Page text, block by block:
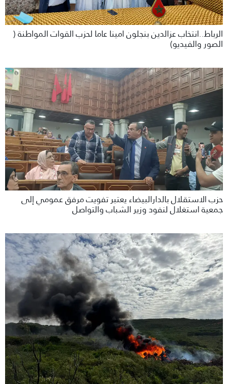
الرباط..انتخاب عزالدين بنجلون امينا عاما لحزب القوات المواطنة (
الصور والفيديو)
حزب الاستقلال بالدارالبيضاء يعتبر تفويت مرفق عمومي إلى
جمعية استغلال لنفود وزير الشباب والتواصل